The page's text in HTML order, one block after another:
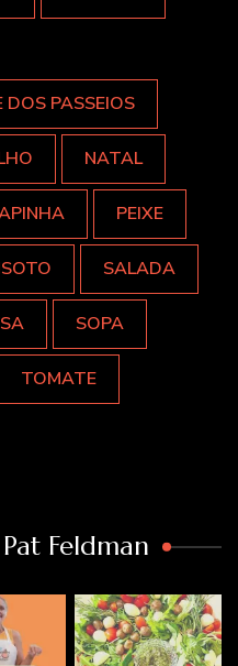
DOS PASSEIOS
NATAL
PEIXE
SALADA
SOPA
TOMATE
Feldman